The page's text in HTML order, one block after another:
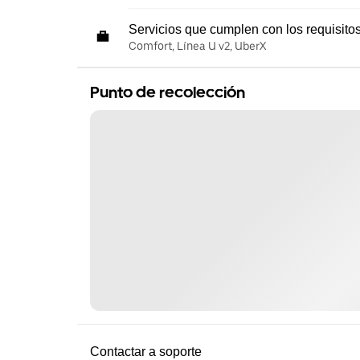
Servicios que cumplen con los
Comfort, Línea U v2, UberX
Punto de recolección
Contactar a soporte